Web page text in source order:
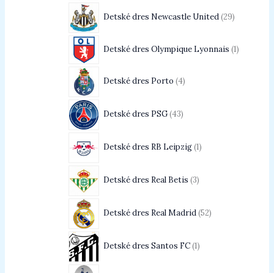
Detské dres Newcastle United 29
Detské dres Olympique Lyonnais 1
Detské dres Porto 4
Detské dres PSG 43
Detské dres RB Leipzig 1
Detské dres Real Betis 3
Detské dres Real Madrid 52
Detské dres Santos FC 1